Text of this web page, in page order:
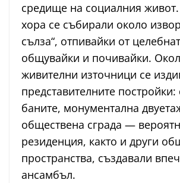
средище на социалния
хора се събирали около
сълза“, отпивайки от
общувайки и почивайки.
живителни източници се
представителните постройки:
баните, монументална
обществена сграда —
резиденция, както и други
пространства, създавали
ансамбъл.